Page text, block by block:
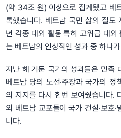
(약 34조 원) 이상으로 집계됐고 베
록했습니다. 베트남 국민 삶의 질
년 각종 대외 활동 특히 고위급 대외
는 베트남의 인상적인 성과 중 하나
지난 해 거둔 국가의 성과들은 민족
베트남 당의 노선‧주장과 국가의 정
의 지지를 다시 한번 보여줬습니다.
외 베트남 교포들이 국가 건설‧보호
니다.